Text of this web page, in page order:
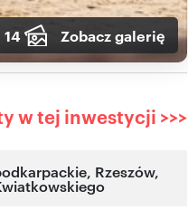
14 Zobacz galerię
w tej inwestycji >>>
, Rzeszów,